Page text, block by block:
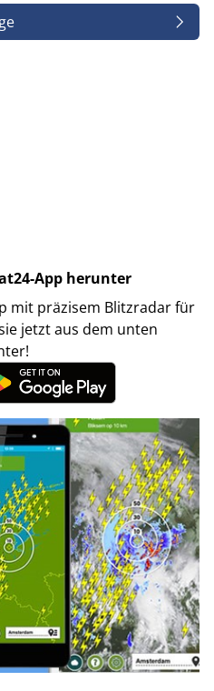
App herunter
mit präzisem Blitzradar für
jetzt aus dem unten